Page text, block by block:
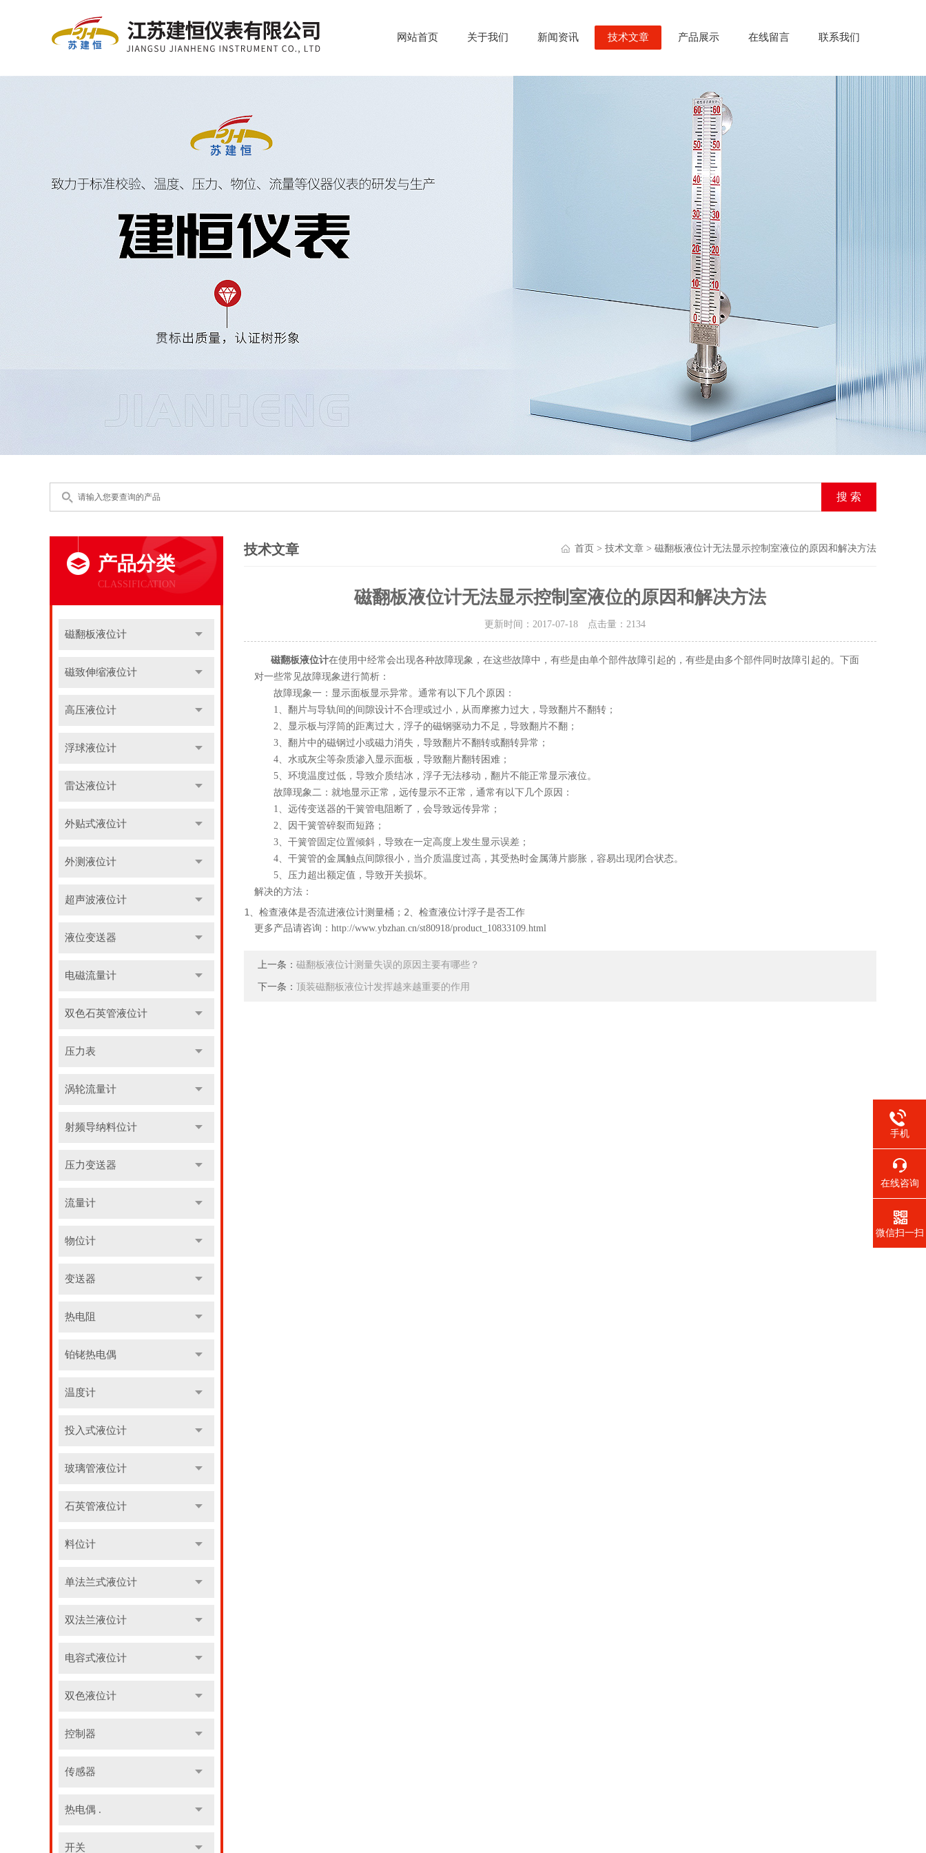
网站首页 关于我们 新闻资讯 技术文章 产品展示 在线留言 联系我们
产品分类
CLASSIFICATION
磁翻板液位计
磁致伸缩液位计
高压液位计
浮球液位计
雷达液位计
外贴式液位计
外测液位计
超声波液位计
液位变送器
电磁流量计
双色石英管液位计
压力表
涡轮流量计
射频导纳料位计
压力变送器
流量计
物位计
变送器
热电阻
铂铑热电偶
温度计
投入式液位计
玻璃管液位计
石英管液位计
料位计
单法兰式液位计
双法兰液位计
电容式液位计
双色液位计
控制器
传感器
热电偶 .
开关
技术文章 首页 > 技术文章 > 磁翻板液位计无法显示控制室液位的原因和解决方法
磁翻板液位计无法显示控制室液位的原因和解决方法
更新时间：2017-07-18 点击量： 2134
磁翻板液位计在使用中经常会出现各种故障现象，在这些故障中，有些是由单个部件故障引起的，有些是由多个部件同时故障引起的。下面
对一些常见故障现象进行简析：
故障现象一：显示面板显示异常。通常有以下几个原因：
1、翻片与导轨间的间隙设计不合理或过小，从而摩擦力过大，导致翻片不翻转；
2、显示板与浮筒的距离过大，浮子的磁钢驱动力不足，导致翻片不翻；
3、翻片中的磁钢过小或磁力消失，导致翻片不翻转或翻转异常；
4、水或灰尘等杂质渗入显示面板，导致翻片翻转困难；
5、环境温度过低，导致介质结冰，浮子无法移动，翻片不能正常显示液位。
故障现象二：就地显示正常，远传显示不正常，通常有以下几个原因：
1、远传变送器的干簧管电阻断了，会导致远传异常；
2、因干簧管碎裂而短路；
3、干簧管固定位置倾斜，导致在一定高度上发生显示误差；
4、干簧管的金属触点间隙很小，当介质温度过高，其受热时金属薄片膨胀，容易出现闭合状态。
5、压力超出额定值，导致开关损坏。
解决的方法：
1、检查液体是否流进液位计测量桶；2、检查液位计浮子是否工作
更多产品请咨询： http://www.ybzhan.cn/st80918/product_10833109.html
上一条： 磁翻板液位计测量失误的原因主要有哪些？
下一条： 顶装磁翻板液位计发挥越来越重要的作用
手机
在线咨询
微信扫一扫